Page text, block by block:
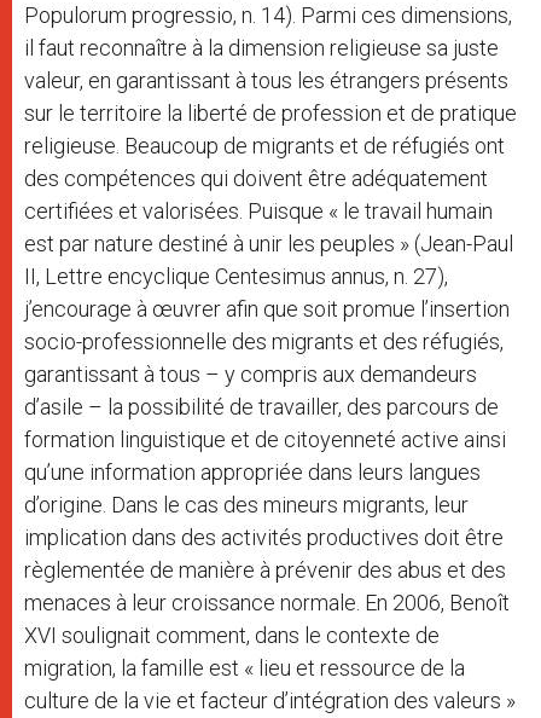
Populorum progressio, n. 14). Parmi ces dimensions,
il faut reconnaître à la dimension religieuse sa juste
valeur, en garantissant à tous les étrangers présents
sur le territoire la liberté de profession et de pratique
religieuse. Beaucoup de migrants et de réfugiés ont
des compétences qui doivent être adéquatement
certifiées et valorisées. Puisque « le travail humain
est par nature destiné à unir les peuples » (Jean-Paul
II, Lettre encyclique Centesimus annus, n. 27),
j’encourage à œuvrer afin que soit promue l’insertion
socio-professionnelle des migrants et des réfugiés,
garantissant à tous – y compris aux demandeurs
d’asile – la possibilité de travailler, des parcours de
formation linguistique et de citoyenneté active ainsi
qu’une information appropriée dans leurs langues
d’origine. Dans le cas des mineurs migrants, leur
implication dans des activités productives doit être
règlementée de manière à prévenir des abus et des
menaces à leur croissance normale. En 2006, Benoît
XVI soulignait comment, dans le contexte de
migration, la famille est « lieu et ressource de la
culture de la vie et facteur d’intégration des valeurs »